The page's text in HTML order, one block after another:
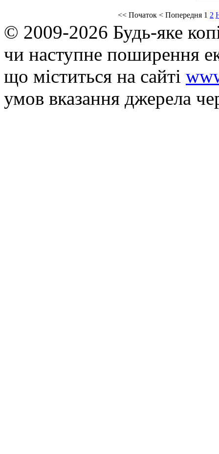
<< Початок < Попередня 1 2
© 2009-2026 Будь-яке
чи наступне поширення
що мiститься на сайті
умов вказання джерела